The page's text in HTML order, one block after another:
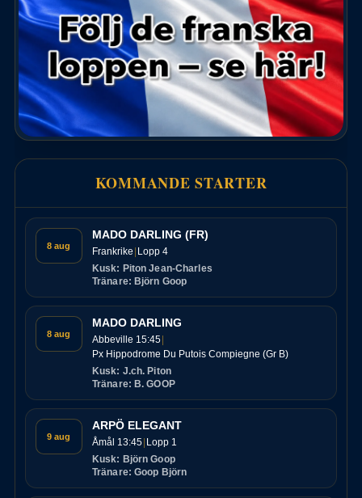
KOMMANDE STARTER
8 aug
MADO DARLING (FR)
Frankrike Lopp 4
Kusk: Piton Jean-Charles
Tränare: Björn Goop
8 aug
MADO DARLING
Abbeville 15:45
Px Hippodrome Du Putois Compiegne (Gr B)
Kusk: J.ch. Piton
Tränare: B. GOOP
9 aug
ARPÖ ELEGANT
Åmål 13:45 Lopp 1
Kusk: Björn Goop
Tränare: Goop Björn